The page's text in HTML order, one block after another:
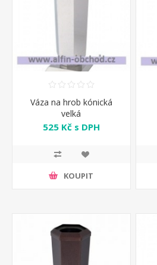
Váza na hrob kónická
velká
525 Kč s DPH
KOUPIT